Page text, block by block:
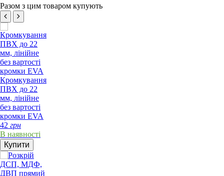
Разом з цим товаром купують
Кромкування
ПВХ до 22
мм, лінійне
без вартості
кромки EVA
42 грн
В наявності
Купити